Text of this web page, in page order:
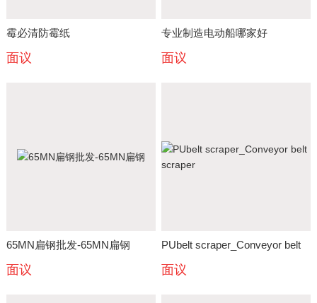
霉必清防霉纸
面议
专业制造电动船哪家好
面议
65MN扁钢批发-65MN扁钢
面议
PUbelt scraper_Conveyor belt
scraper
面议